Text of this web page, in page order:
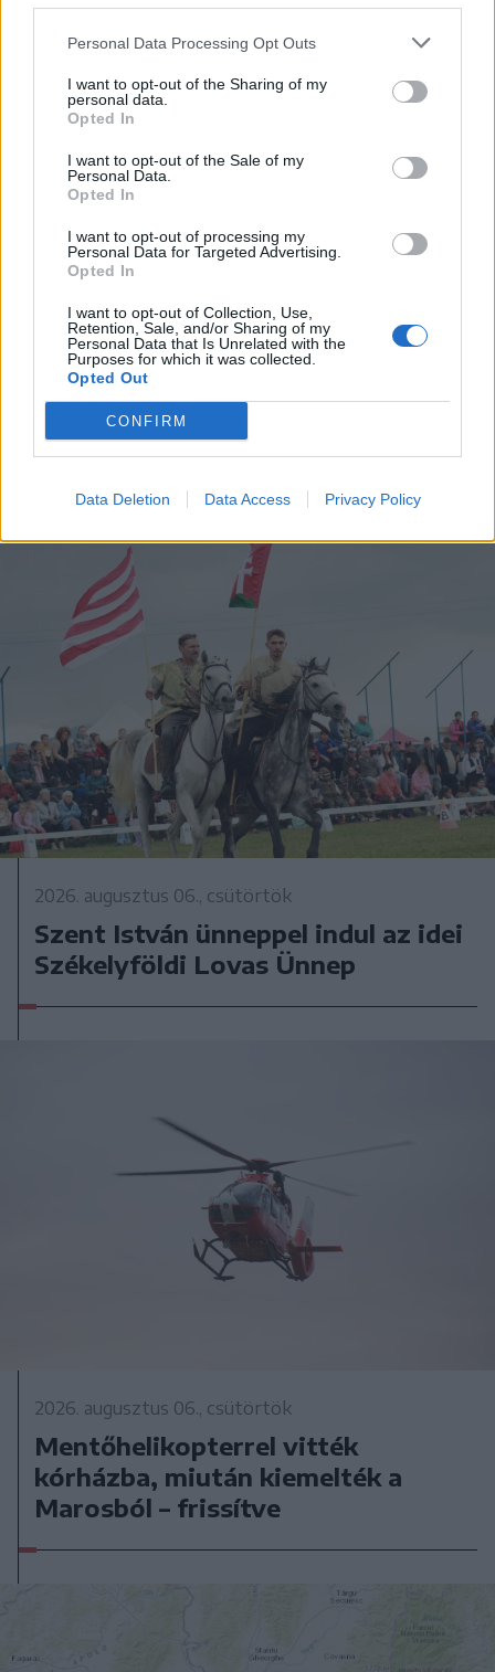
Personal Data Processing Opt Outs
I want to opt-out of the Sharing of my
personal data.
Opted In
I want to opt-out of the Sale of my
Personal Data.
Opted In
I want to opt-out of processing my
Personal Data for Targeted Advertising.
Opted In
I want to opt-out of Collection, Use,
Retention, Sale, and/or Sharing of my
Personal Data that Is Unrelated with the
Purposes for which it was collected.
Opted Out
CONFIRM
Data Deletion Data Access Privacy Policy
Elvégezték az első
robotasszisztált urológiai műtétet
Csíkszeredában
2026. augusztus 06., csütörtök
Szent István ünneppel indul az idei
Székelyföldi Lovas Ünnep
2026. augusztus 06., csütörtök
Mentőhelikopterrel vitték
kórházba, miután kiemelték a
Marosból – frissítve